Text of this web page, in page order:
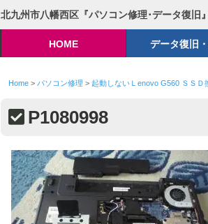
北九州市八幡西区『パソコン修理･データ復旧
HOME データ復旧
Home> パソコン修理 > 起動しないＬenovo G560 ＳＳＤ
P1080998